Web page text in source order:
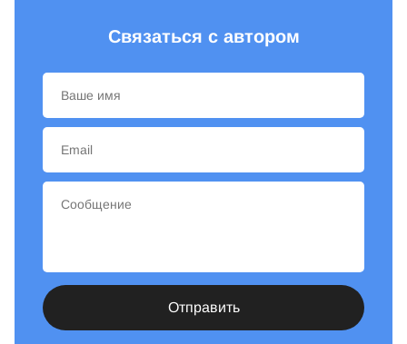
Связаться с автором
Отправить